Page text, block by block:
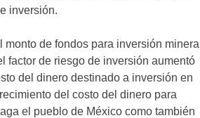
inversión.
monto de fondos para inversión minera
factor de riesgo de inversión aumentó
del dinero destinado a inversión en
del costo del dinero para
el pueblo de México como también